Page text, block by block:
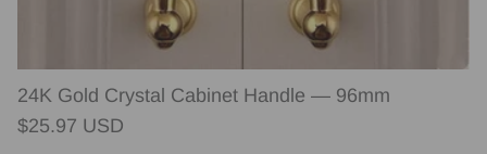
24K Gold Crystal Cabinet Handle — 96mm
Normaler Preis
$25.97 USD